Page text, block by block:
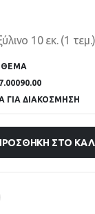
10 εκ. (1 τεμ.)
ΓΙΑ ΔΙΑΚΟΣΜΗΣΗ
ΣΤΟ